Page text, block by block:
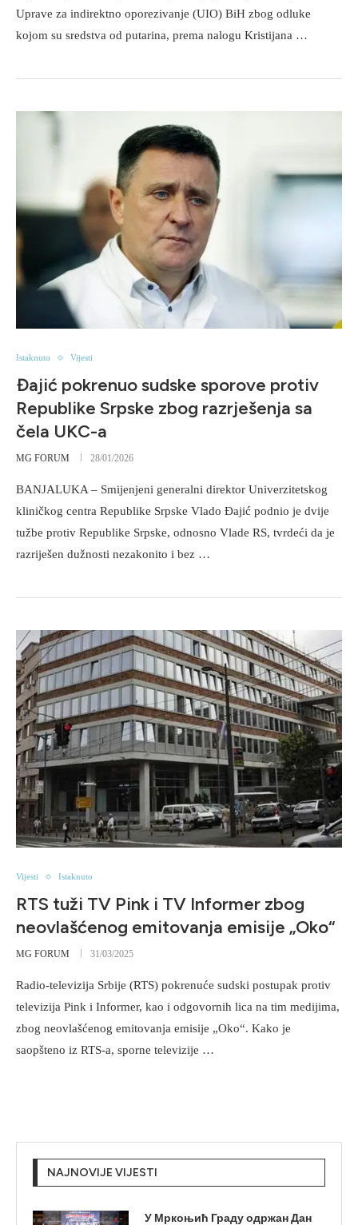
Uprave za indirektno oporezivanje (UIO) BiH zbog odluke
kojom su sredstva od putarina, prema nalogu Kristijana …
Istaknuto Vijesti
Đajić pokrenuo sudske sporove protiv
Republike Srpske zbog razrješenja sa
čela UKC-a
MG FORUM 28/01/2026
BANJALUKA – Smijenjeni generalni direktor Univerzitetskog
kliničkog centra Republike Srpske Vlado Đajić podnio je dvije
tužbe protiv Republike Srpske, odnosno Vlade RS, tvrdeći da je
razriješen dužnosti nezakonito i bez …
Vijesti Istaknuto
RTS tuži TV Pink i TV Informer zbog
neovlašćenog emitovanja emisije „Oko“
MG FORUM 31/03/2025
Radio-televizija Srbije (RTS) pokrenuće sudski postupak protiv
televizija Pink i Informer, kao i odgovornih lica na tim medijima,
zbog neovlašćenog emitovanja emisije „Oko“. Kako je
saopšteno iz RTS-a, sporne televizije …
NAJNOVIJE VIJESTI
У Мркоњић Граду одржан Дан